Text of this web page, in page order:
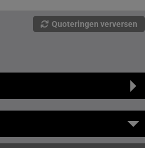
Quoteringen verversen